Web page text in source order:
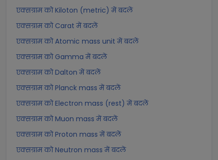
एक्सग्राम को Kiloton (metric) में बदलें
एक्सग्राम को Carat में बदलें
एक्सग्राम को Atomic mass unit में बदलें
एक्सग्राम को Gamma में बदलें
एक्सग्राम को Dalton में बदलें
एक्सग्राम को Planck mass में बदलें
एक्सग्राम को Electron mass (rest) में बदलें
एक्सग्राम को Muon mass में बदलें
एक्सग्राम को Proton mass में बदलें
एक्सग्राम को Neutron mass में बदलें